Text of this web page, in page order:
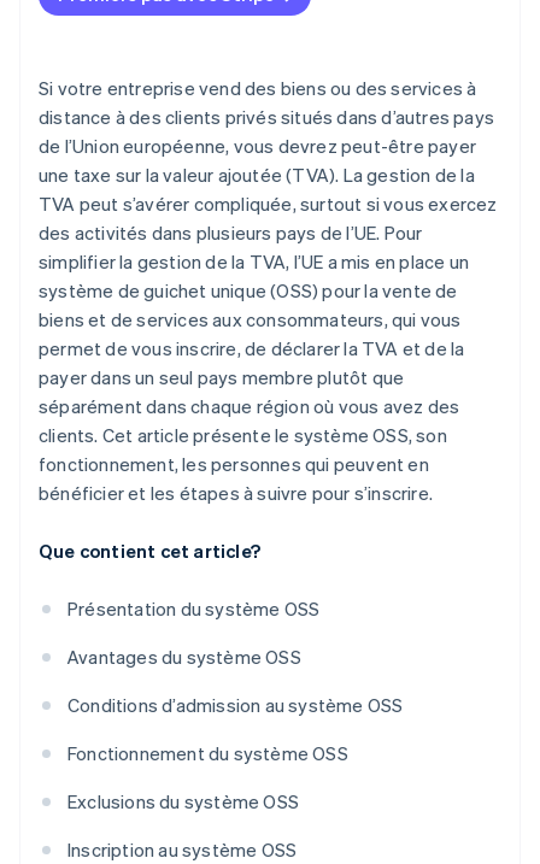
hors de l’UE
Si votre entreprise vend des biens ou des services à
distance à des clients privés situés dans d’autres pays
de l’Union européenne, vous devrez peut-être payer
une taxe sur la valeur ajoutée (TVA). La gestion de la
TVA peut s’avérer compliquée, surtout si vous exercez
des activités dans plusieurs pays de l’UE. Pour
simplifier la gestion de la TVA, l’UE a mis en place un
système de guichet unique (OSS) pour la vente de
biens et de services aux consommateurs, qui vous
permet de vous inscrire, de déclarer la TVA et de la
payer dans un seul pays membre plutôt que
séparément dans chaque région où vous avez des
clients. Cet article présente le système OSS, son
fonctionnement, les personnes qui peuvent en
bénéficier et les étapes à suivre pour s’inscrire.
Que contient cet article?
Présentation du système OSS
Avantages du système OSS
Conditions d’admission au système OSS
Fonctionnement du système OSS
Exclusions du système OSS
Inscription au système OSS